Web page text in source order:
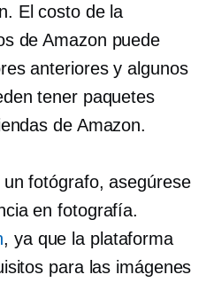
El costo de la
de Amazon puede
anteriores y algunos
tener paquetes
de Amazon.
fotógrafo, asegúrese
en fotografía.
, ya que la plataforma
para las imágenes